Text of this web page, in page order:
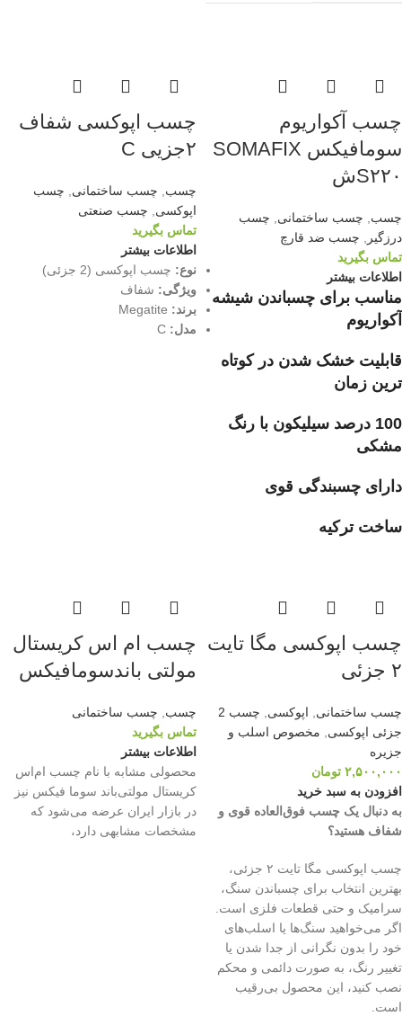
چسب آکواریوم
سومافیکس SOMAFIX
S۲۲۰ش
چسب چسب ساختمانی
چسب
درزگیر
چسب ضد قارچ
تماس بگیرید
اطلاعات بیشتر
مناسب برای چسباندن شیشه
آکواریوم
قابلیت خشک شدن در کوتاه
ترین زمان
100 درصد سیلیکون با رنگ
مشکی
دارای چسبندگی قوی
ساخت ترکیه
چسب اپوکسی شفاف
۲جزیی C
چسب چسب ساختمانی
چسب
اپوکسی
چسب صنعتی
تماس بگیرید
اطلاعات بیشتر
نوع: چسب اپوکسی (2 جزئی)
ویژگی: شفاف
برند:
مدل:
چسب اپوکسی مگا تایت
۲ جزئی
چسب ساختمانی اپوکسی
چسب 2
جزئی اپوکسی
مخصوص اسلب و
جزیره
۲,۵۰۰,۰۰۰ تومان
افزودن به سبد خرید
به دنبال یک چسب فوق‌العاده قوی و
شفاف هستید؟
چسب اپوکسی مگا تایت ۲ جزئی،
بهترین انتخاب برای چسباندن سنگ،
سرامیک و حتی قطعات فلزی است.
اگر می‌خواهید سنگ‌ها یا اسلب‌های
خود را بدون نگرانی از جدا شدن یا
تغییر رنگ، به صورت دائمی و محکم
نصب کنید، این محصول بی‌رقیب
است.
چسب ام اس کریستال
مولتی باندسومافیکس
چسب
چسب ساختمانی
تماس بگیرید
اطلاعات بیشتر
محصولی مشابه با نام چسب ام‌اس
کریستال مولتی‌باند سوما فیکس نیز
در بازار ایران عرضه می‌شود که
مشخصات مشابهی دارد،